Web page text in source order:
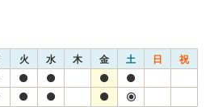
火 水 木 金 土 日 祝